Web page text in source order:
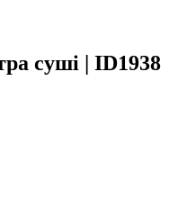
суші | ID1938